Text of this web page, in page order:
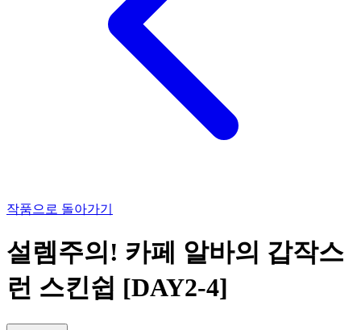
작품으로 돌아가기
설렘주의! 카페 알바의 갑작스
런 스킨쉽 [DAY2-4]